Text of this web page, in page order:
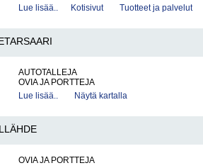
Lue lisää..
Kotisivut Tuotteet ja palvelut
AUTOTALLEJA
OVIA JA PORTTEJA
Lue lisää..
Näytä kartalla
OVIA JA PORTTEJA